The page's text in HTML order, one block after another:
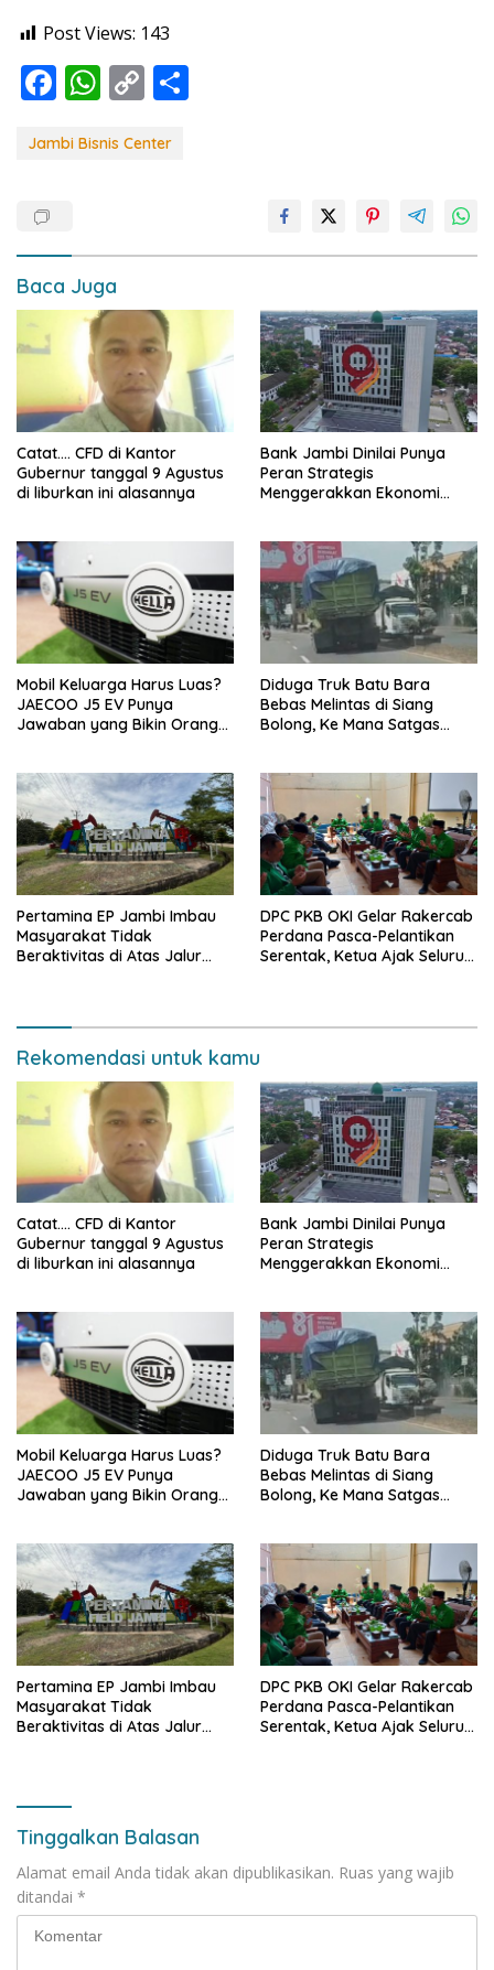
Post Views: 143
F
e
o
k
W
at
p
p
C
p
n
Jambi Bisnis Center
Baca Juga
Catat…. CFD di Kantor
Gubernur tanggal 9 Agustus
di liburkan ini alasannya
Bank Jambi Dinilai Punya
Peran Strategis
Menggerakkan Ekonomi
Mobil Keluarga Harus Luas?
JAECOO J5 EV Punya
Jawaban yang Bikin Orang
Diduga Truk Batu Bara
Bebas Melintas di Siang
Bolong, Ke Mana Satgas
Pertamina EP Jambi Imbau
Masyarakat Tidak
Beraktivitas di Atas Jalur
DPC PKB OKI Gelar Rakercab
Perdana Pasca-Pelantikan
Serentak, Ketua Ajak Seluruh
Rekomendasi untuk kamu
Catat…. CFD di Kantor
Gubernur tanggal 9 Agustus
di liburkan ini alasannya
Bank Jambi Dinilai Punya
Peran Strategis
Menggerakkan Ekonomi
Mobil Keluarga Harus Luas?
JAECOO J5 EV Punya
Jawaban yang Bikin Orang
Diduga Truk Batu Bara
Bebas Melintas di Siang
Bolong, Ke Mana Satgas
Pertamina EP Jambi Imbau
Masyarakat Tidak
Beraktivitas di Atas Jalur
DPC PKB OKI Gelar Rakercab
Perdana Pasca-Pelantikan
Serentak, Ketua Ajak Seluruh
Tinggalkan Balasan
Alamat email Anda tidak akan dipublikasikan. Ruas yang wajib
ditandai *